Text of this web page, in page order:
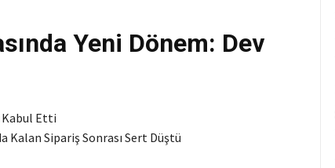
Yeni Dönem: Dev
Kabul Etti
Sipariş Sonrası Sert Düştü